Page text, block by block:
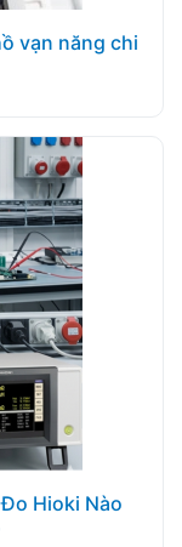
vạn năng chi
Hioki Nào